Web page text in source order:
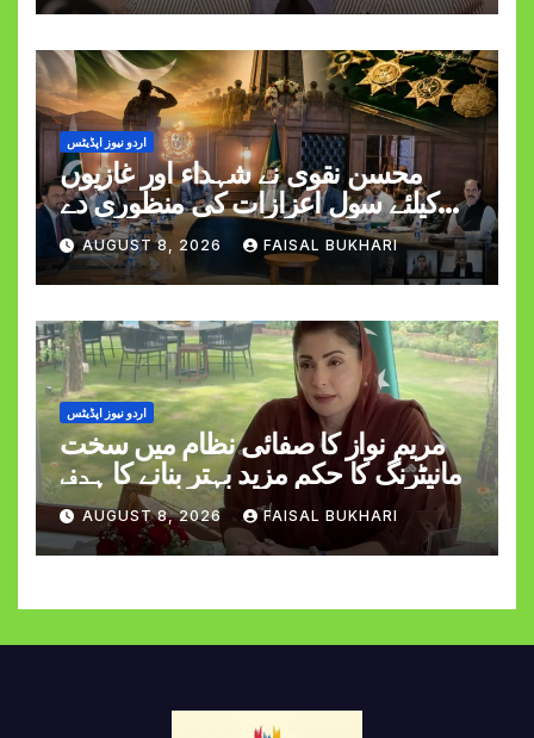
اردو نیوز اپڈیٹس
محسن نقوی نے شہداء اور غازیوں
کیلئے سول اعزازات کی منظوری دے
دیAUGUST 8, 2026 FAISAL BUKHARI
اردو نیوز اپڈیٹس
مریم نواز کا صفائی نظام میں سخت
مانیٹرنگ کا حکم مزید بہتر بنانے کا ہدف
AUGUST 8, 2026 FAISAL BUKHARI